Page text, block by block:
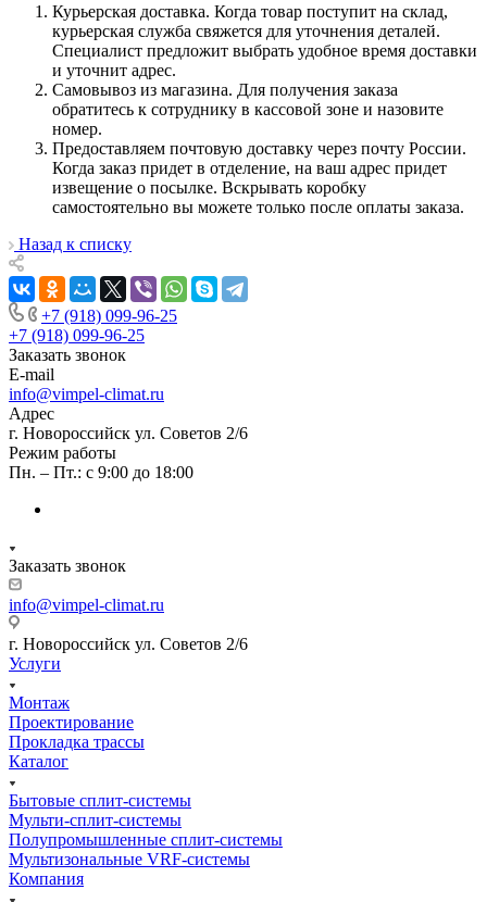
Курьерская доставка. Когда товар поступит на склад,
курьерская служба свяжется для уточнения деталей.
Специалист предложит выбрать удобное время доставки
и уточнит адрес.
Самовывоз из магазина. Для получения заказа
обратитесь к сотруднику в кассовой зоне и назовите
номер.
Предоставляем почтовую доставку через почту России.
Когда заказ придет в отделение, на ваш адрес придет
извещение о посылке. Вскрывать коробку
самостоятельно вы можете только после оплаты заказа.
Назад к списку
+7 (918) 099-96-25
+7 (918) 099-96-25
Заказать звонок
E-mail
info@vimpel-climat.ru
Адрес
г. Новороссийск ул. Советов 2/6
Режим работы
Пн. – Пт.: с 9:00 до 18:00
Заказать звонок
info@vimpel-climat.ru
г. Новороссийск ул. Советов 2/6
Услуги
Монтаж
Проектирование
Прокладка трассы
Каталог
Бытовые сплит-системы
Мульти-сплит-системы
Полупромышленные сплит-системы
Мультизональные VRF-системы
Компания